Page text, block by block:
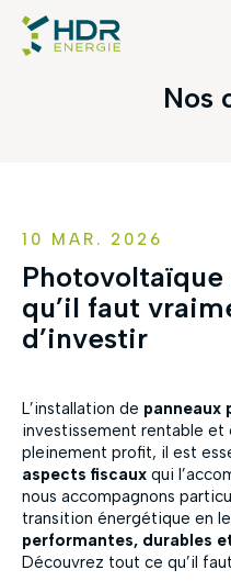
Nos
10 MAR. 2026
qu’il faut
d’investir
L’installation de panneaux
investissement rentable et
pleinement profit, il est
aspects fiscaux qui
nous accompagnons
transition énergétique en
performantes, durables
Découvrez tout ce qu’il